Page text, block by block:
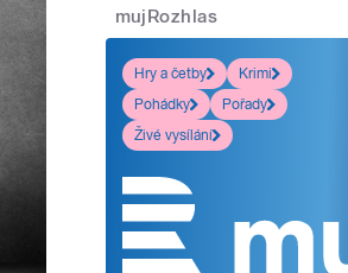
mujRozhlas
Hry a četby
Krimi
Pohádky
Pořady
Živé vysílání